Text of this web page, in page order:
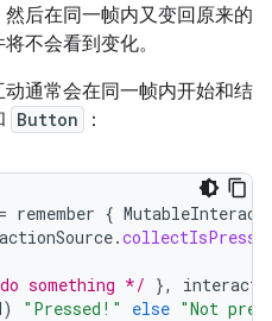
后在同一帧内又变回原来的
不会看到变化。
通常会在同一帧内开始和结
Button ：
= remember {
.
something */ },
) "Pressed!" else "Not